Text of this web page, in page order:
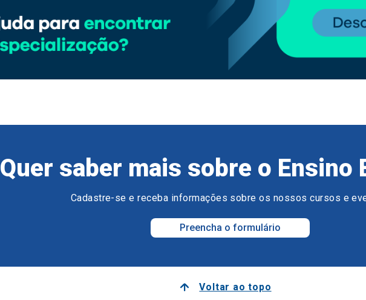
Quer saber mais sobre o Ensino
Cadastre-se e receba informações sobre os nossos cursos e
Preencha o formulário
Voltar ao topo